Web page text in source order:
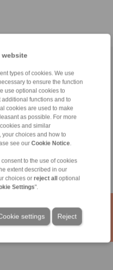
types of cookies. We use
to ensure the function
use optional cookies to
functions and to
cookies are used to make
as possible. For more
and similar
choices and how to
see our Cookie Notice
consent to the use of cookies
extent described in our
choices or reject alloptional
Settings".
Reject
settings
of Sale|Giriş